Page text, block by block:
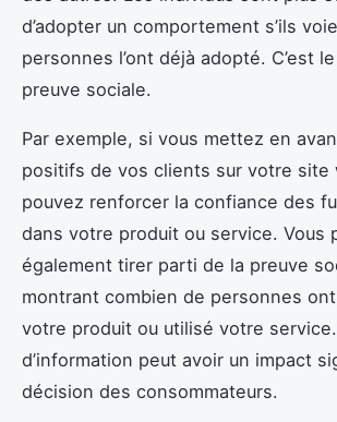
d’adopter un comportement s’ils
personnes l’ont déjà adopté. C’est
preuve sociale.
Par exemple, si vous mettez en
positifs de vos clients sur votre site
pouvez renforcer la confiance des
dans votre produit ou service. Vous
également tirer parti de la preuve
montrant combien de personnes
votre produit ou utilisé votre
d’information peut avoir un impact
décision des consommateurs.